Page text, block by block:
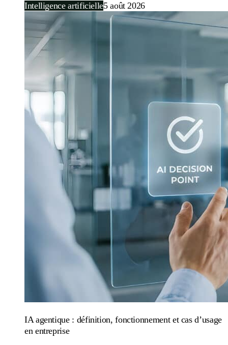
Intelligence artificielle5 août 2026
IA agentique : définition, fonctionnement et cas d’usage
en entreprise